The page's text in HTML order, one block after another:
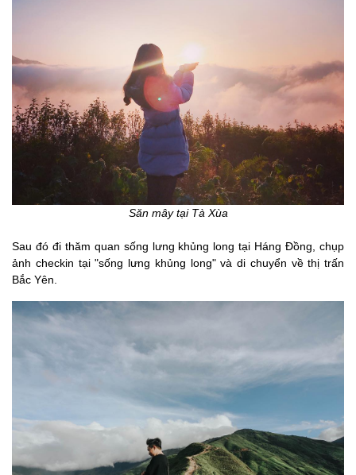
Săn mây tại Tà Xùa
Sau đó đi thăm quan sống lưng khủng long tại Háng Đồng, chụp
ảnh checkin tại "sống lưng khủng long" và di chuyển về thị trấn
Bắc Yên.